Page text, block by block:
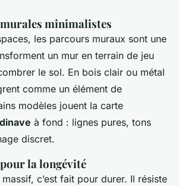
minimalistes
les parcours muraux sont une
un mur en terrain de jeu
le sol. En bois clair ou métal
comme un élément de
modèles jouent la carte
à fond : lignes pures, tons
discret.
la longévité
c’est fait pour durer. Il résiste